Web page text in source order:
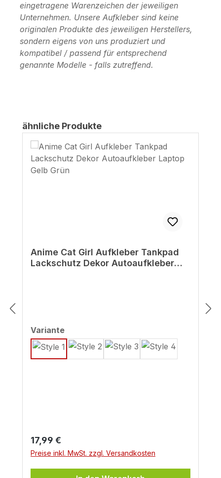
eingetragene Warenzeichen der jeweiligen
Unternehmen. Unsere Aufkleber sind keine
originalen Produkte des jeweiligen Herstellers,
sondern eigens von uns produziert und
kompatibel / passend für entsprechend
genannte Modelle - falls zutreffend.
Produktgalerie überspringen
ähnliche Produkte
Anime Cat Girl Aufkleber Tankpad
Lackschutz Dekor Autoaufkleber
Varianteauswählen
Regulärer Preis:
17,99 €
Preise inkl. MwSt. zzgl. Versandkosten